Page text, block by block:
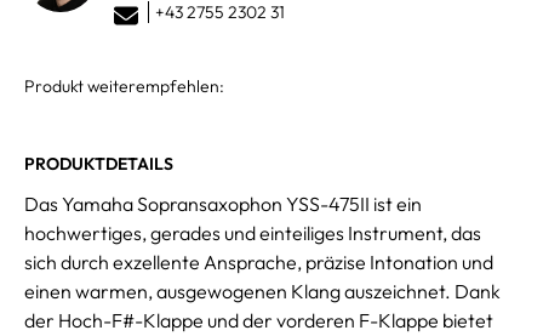
+43 2755 2302 31
Produkt weiterempfehlen:
PRODUKTDETAILS
Das Yamaha Sopransaxophon YSS-475II ist ein
hochwertiges, gerades und einteiliges Instrument, das
sich durch exzellente Ansprache, präzise Intonation und
einen warmen, ausgewogenen Klang auszeichnet. Dank
der Hoch-F#-Klappe und der vorderen F-Klappe bietet